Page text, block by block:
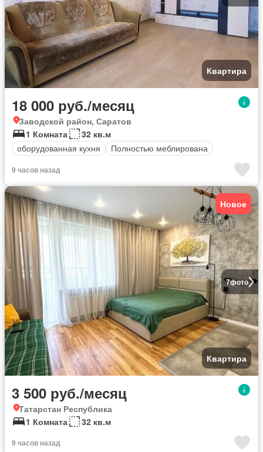
Квартира
18 000 руб./месяц
Заводской район, Саратов
1 Комната
32 кв.м
оборудованная кухня
Полностью меблирована
9 часов назад
7фото
Новое
Квартира
3 500 руб./месяц
Татарстан Республика
1 Комната
32 кв.м
9 часов назад